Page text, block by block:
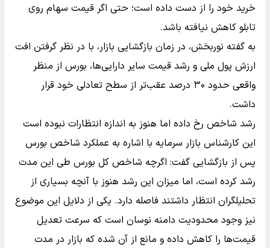
خرید خود را از دست داده است؛ حتی اگر قیمت سهام روی
تابلو کاهش نیافته باشد.
به گفته نوربخش، در زمان بازگشایی بازار، با در نظر گرفتن افت
ارزش پول ملی و رشد قیمت سایر دارایی‌ها، بورس از منظر
واقعی حدود ۳۰ درصد عقب‌تر از سطح تعادلی خود قرار
داشت.
رشد شاخص رخ داده اما هنوز به اندازه انتظارات نبوده است
این کارشناس بازار سرمایه با اشاره به عملکرد شاخص بورس
پس از بازگشایی گفت: اگرچه شاخص کل بورس طی این مدت
رشد کرده است، اما میزان این رشد هنوز با آنچه بسیاری از
تحلیلگران انتظار داشتند فاصله دارد. یکی از دلایل این موضوع
نیز وجود محدودیت دامنه نوسان است که سرعت تعدیل
قیمت‌ها را کاهش داده و مانع از آن شده که بازار در مدت